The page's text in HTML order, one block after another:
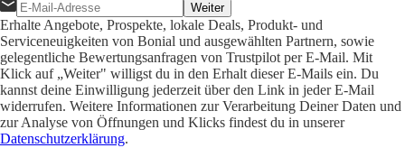
Weiter
Erhalte Angebote, Prospekte, lokale Deals, Produkt- und
Serviceneuigkeiten von Bonial und ausgewählten Partnern, sowie
gelegentliche Bewertungsanfragen von Trustpilot per E-Mail. Mit
Klick auf „Weiter" willigst du in den Erhalt dieser E-Mails ein. Du
kannst deine Einwilligung jederzeit über den Link in jeder E-Mail
widerrufen. Weitere Informationen zur Verarbeitung Deiner Daten und
zur Analyse von Öffnungen und Klicks findest du in unserer
Datenschutzerklärung.